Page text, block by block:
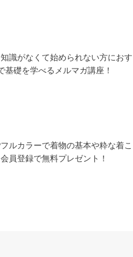
識がなくて始められない方におす
基礎を学べるメルマガ講座！
ルカラーで着物の基本や粋な着こ
員登録で無料プレゼント！